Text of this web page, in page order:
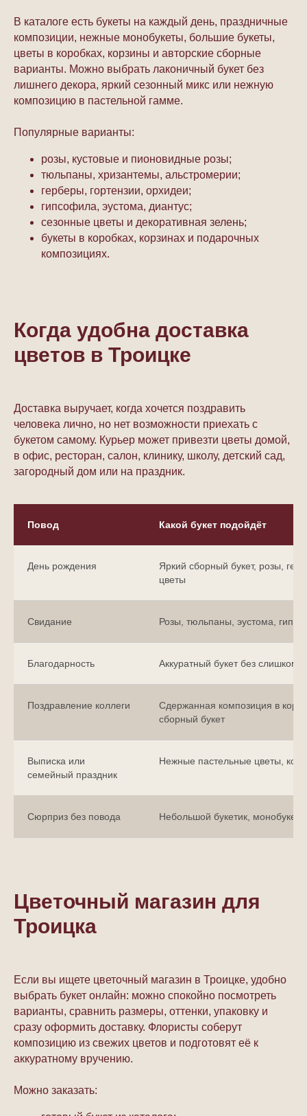
В каталоге есть букеты на каждый день, праздничные
композиции, нежные монобукеты, большие букеты,
цветы в коробках, корзины и авторские сборные
варианты. Можно выбрать лаконичный букет без
лишнего декора, яркий сезонный микс или нежную
композицию в пастельной гамме.
Популярные варианты:
розы, кустовые и пионовидные розы;
тюльпаны, хризантемы, альстромерии;
герберы, гортензии, орхидеи;
гипсофила, эустома, диантус;
сезонные цветы и декоративная зелень;
букеты в коробках, корзинах и подарочных
композициях.
Когда удобна доставка
цветов в Троицке
Доставка выручает, когда хочется поздравить
человека лично, но нет возможности приехать с
букетом самому. Курьер может привезти цветы домой,
в офис, ресторан, салон, клинику, школу, детский сад,
загородный дом или на праздник.
Повод Какой букет подойдёт
День рождения
Яркий сборный букет, розы,
цветы
Свидание Розы, тюльпаны, эустома,
Благодарность Аккуратный букет без слишком
Поздравление коллеги
Сдержанная композиция в
сборный букет
Выписка или
семейный праздник
Нежные пастельные цветы,
Сюрприз без повода Небольшой букетик, монобукет
Цветочный магазин для
Троицка
Если вы ищете цветочный магазин в Троицке, удобно
выбрать букет онлайн: можно спокойно посмотреть
варианты, сравнить размеры, оттенки, упаковку и
сразу оформить доставку. Флористы соберут
композицию из свежих цветов и подготовят её к
аккуратному вручению.
Можно заказать: